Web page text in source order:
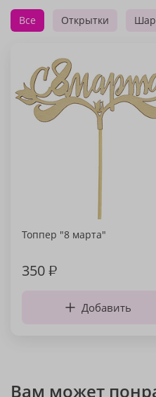
Все Открытки
Топпер "8 марта"
350₽
Добавить
Вам может